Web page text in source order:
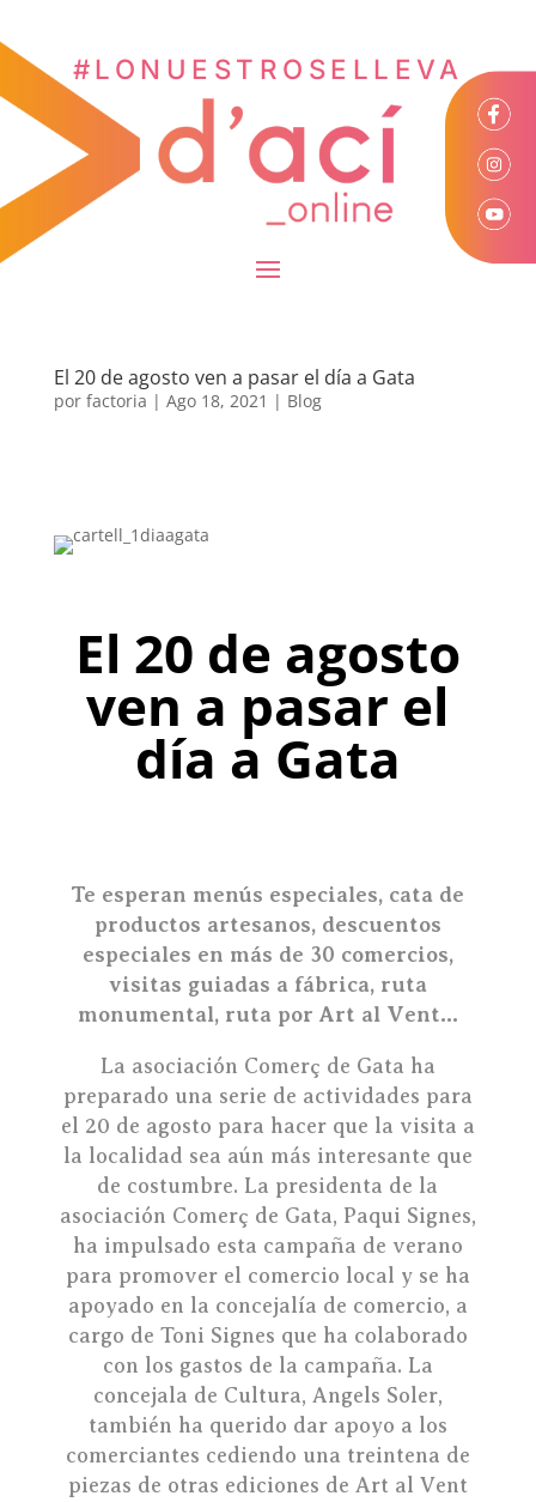
#LONUESTROSELLEVA
El 20 de agosto ven a pasar el día a Gata
por factoria | Ago 18, 2021 | Blog
El 20 de agosto
ven a pasar el
día a Gata
Te esperan menús especiales, cata de
productos artesanos, descuentos
especiales en más de 30 comercios,
visitas guiadas a fábrica, ruta
monumental, ruta por Art al Vent…
La asociación Comerç de Gata ha
preparado una serie de actividades para
el 20 de agosto para hacer que la visita a
la localidad sea aún más interesante que
de costumbre. La presidenta de la
asociación Comerç de Gata, Paqui Signes,
ha impulsado esta campaña de verano
para promover el comercio local y se ha
apoyado en la concejalía de comercio, a
cargo de Toni Signes que ha colaborado
con los gastos de la campaña. La
concejala de Cultura, Angels Soler,
también ha querido dar apoyo a los
comerciantes cediendo una treintena de
piezas de otras ediciones de Art al Vent